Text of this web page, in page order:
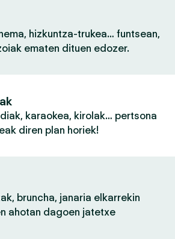
hizkuntza-trukea… funtsean,
ematen dituen edozer.
karaokea, kirolak… pertsona
diren plan horiek!
bruncha, janaria elkarrekin
ahotan dagoen jatetxe